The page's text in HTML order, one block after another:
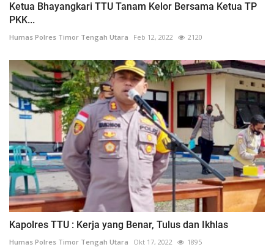
Ketua Bhayangkari TTU Tanam Kelor Bersama Ketua TP
PKK...
Humas Polres Timor Tengah Utara Feb 12, 2022 2120
Kapolres TTU : Kerja yang Benar, Tulus dan Ikhlas
Humas Polres Timor Tengah Utara Okt 17, 2022 1895